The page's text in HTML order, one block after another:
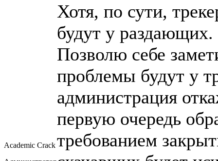
Academic Crack
Хотя, по сути,
будут у раздающих.
Позволю себе
проблемы будут у
администрация
первую очередь
требованием